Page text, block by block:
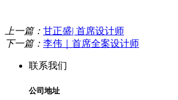
上一篇： 甘正盛| 首席设计师
下一篇： 李伟｜首席全案设计师
联系我们
公司地址